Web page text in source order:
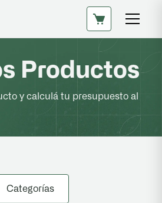
Productos
y calculá tu presupuesto al
Categorías